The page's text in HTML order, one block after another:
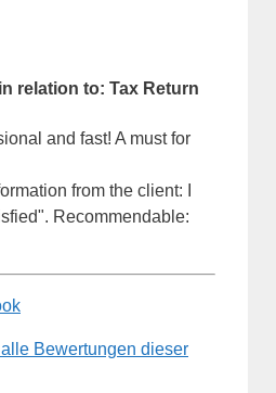
relation to: Tax Return
and fast! A must for
from the client: I
Recommendable:
Bewertungen dieser